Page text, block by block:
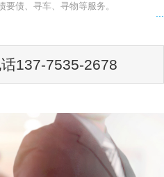
要债、寻车、寻物等服务。
137-7535-2678